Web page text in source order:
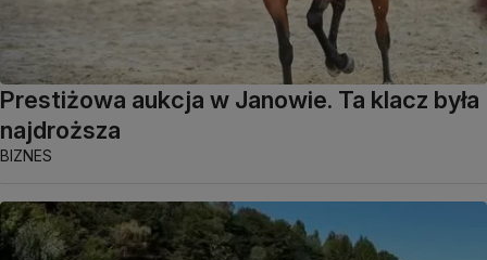
Prestiżowa aukcja w Janowie. Ta klacz była
najdroższa
BIZNES